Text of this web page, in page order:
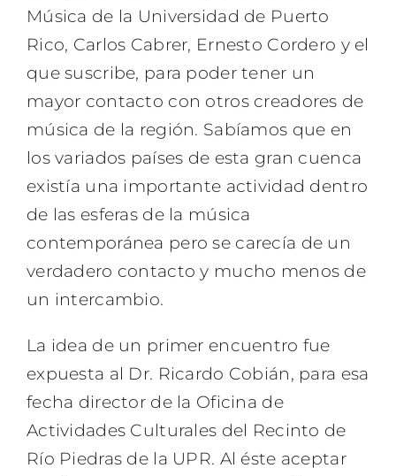
Música de la Universidad de Puerto
Rico, Carlos Cabrer, Ernesto Cordero y el
que suscribe, para poder tener un
mayor contacto con otros creadores de
música de la región. Sabíamos que en
los variados países de esta gran cuenca
existía una importante actividad dentro
de las esferas de la música
contemporánea pero se carecía de un
verdadero contacto y mucho menos de
un intercambio.
La idea de un primer encuentro fue
expuesta al Dr. Ricardo Cobián, para esa
fecha director de la Oficina de
Actividades Culturales del Recinto de
Río Piedras de la UPR. Al éste aceptar